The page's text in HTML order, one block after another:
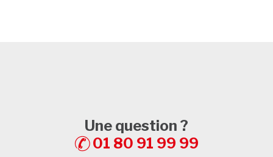
Une question ?
01 80 91 99 99